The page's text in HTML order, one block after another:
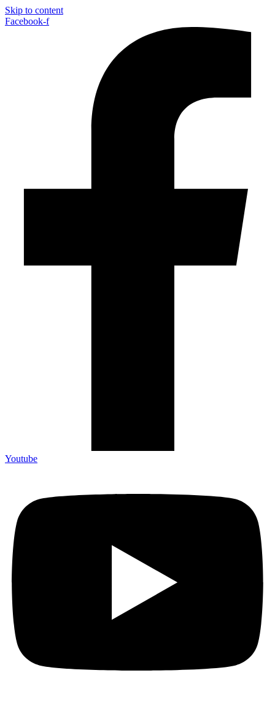
Skip to content
Facebook-f
Youtube